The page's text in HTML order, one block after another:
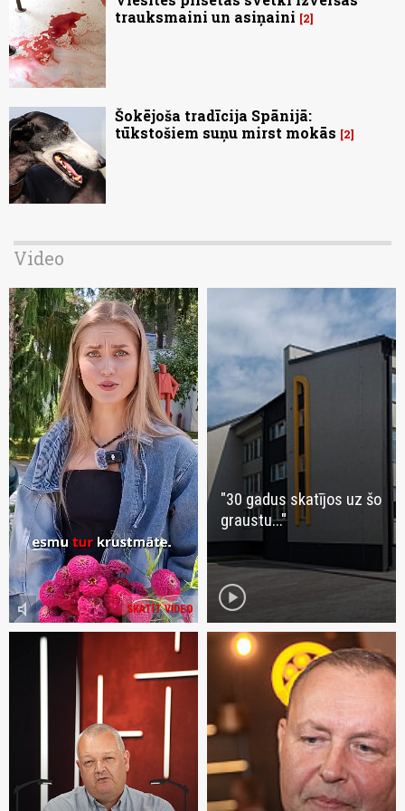
trauksmaini un asiņaini
2
Šokējoša tradīcija Spānijā:
tūkstošiem suņu mirst mokās
2
Video
SKATĪT VIDEO
volume_mute
"30 gadus skatījos uz šo
graustu..."
play_circle